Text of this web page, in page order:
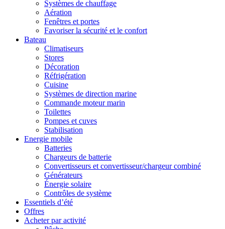
Systèmes de chauffage
Aération
Fenêtres et portes
Favoriser la sécurité et le confort
Bateau
Climatiseurs
Stores
Décoration
Réfrigération
Cuisine
Systèmes de direction marine
Commande moteur marin
Toilettes
Pompes et cuves
Stabilisation
Energie mobile
Batteries
Chargeurs de batterie
Convertisseurs et convertisseur/chargeur combiné
Générateurs
Énergie solaire
Contrôles de système
Essentiels d’été
Offres
Acheter par activité